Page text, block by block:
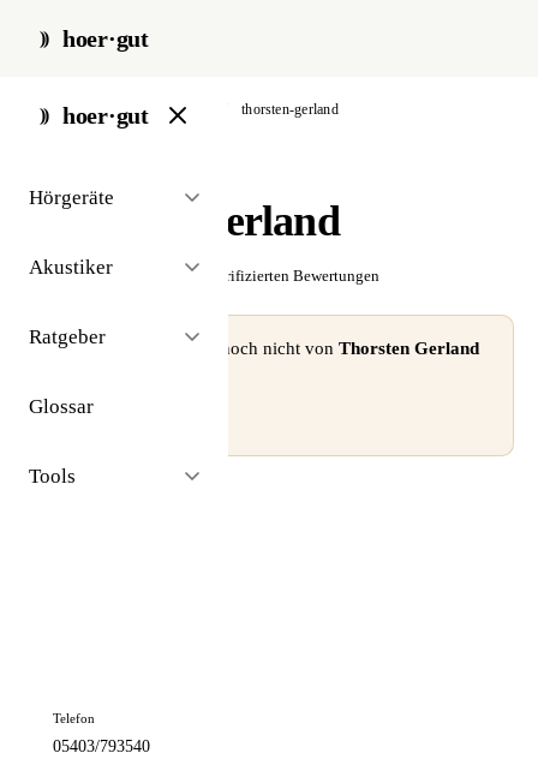
hoer·gut
hoer·gut
Hörgeräte
Akustiker
Ratgeber
Glossar
Tools
start / akustiker / bad iburg thorsten-gerland
Thorsten Gerland
☆☆☆☆☆ Noch keine verifizierten Bewertungen
⚠ Dieses Profil wurde noch nicht von Thorsten Gerland
Profil beanspruchen →
Telefon
05403/793540